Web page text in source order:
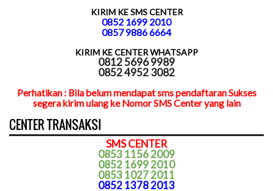
KIRIM KE SMS CENTER
0852 1699 2010
0857 9886 6664
KIRIM KE CENTER WHATSAPP
0812 5696 9989
0852 4952 3082
Perhatikan : Bila belum mendapat sms pendaftaran Sukses
segera kirim ulang ke Nomor SMS Center yang lain
CENTER TRANSAKSI
SMS CENTER
0853 1156 2009
0852 1699 2010
0853 1027 2011
0852 1378 2013